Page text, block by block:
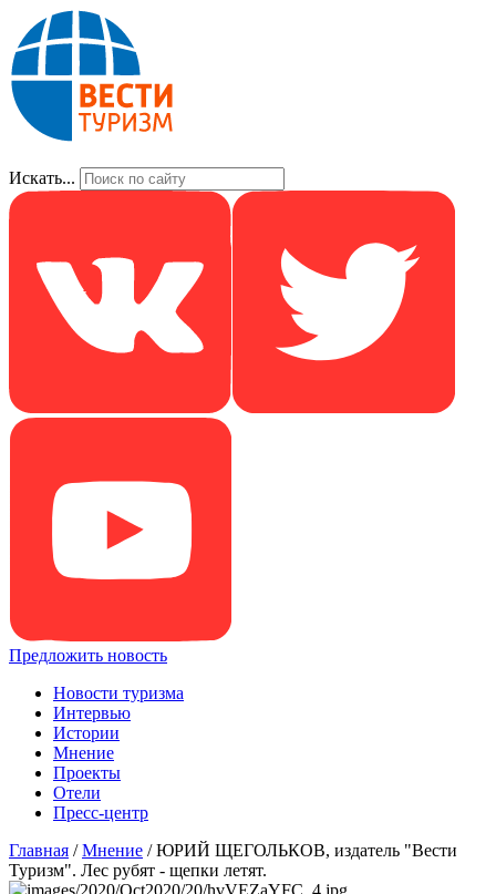
Искать...
Предложить новость
Новости туризма
Интервью
Истории
Мнение
Проекты
Отели
Пресс-центр
Главная /Мнение /ЮРИЙ ЩЕГОЛЬКОВ, издатель "Вести
Туризм". Лес рубят - щепки летят.